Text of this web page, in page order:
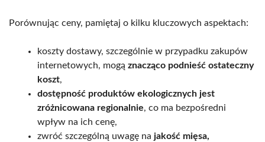
Porównując ceny, pamiętaj o kilku kluczowych aspektach:
koszty dostawy, szczególnie w przypadku zakupów
internetowych, mogą znacząco podnieść ostateczny
koszt,
dostępność produktów ekologicznych jest
zróżnicowana regionalnie, co ma bezpośredni
wpływ na ich cenę,
zwróć szczególną uwagę na jakość mięsa,